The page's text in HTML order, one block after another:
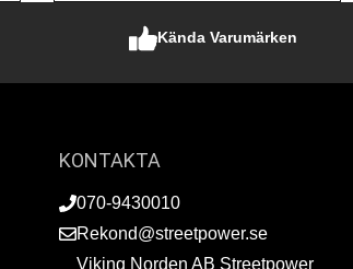
Kända Varumärken
KONTAKTA
070-9430010
Rekond@streetpower.se
Viking Norden AB Streetpower